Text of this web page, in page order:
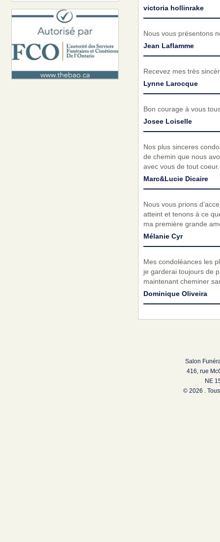
victoria hollinrake
Nous vous présentons
Jean Laflamme
Recevez mes très
Lynne Larocque
Bon courage à vous
Josee Loiselle
Nos plus sinceres
de chemin que nous
avec vous de tout
Marc&Lucie Dicaire
Nous vous prions
atteint et tenons à ce
ma première grande
Mélanie Cyr
Mes condoléances les
je garderai toujours de
maintenant cheminer
Dominique Oliveira
Salon
416, rue
NE
© 2026 .